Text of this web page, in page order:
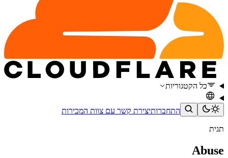
כל הקטגוריות
התחברותיצירת קשר עם צוות המכירות
תגית
Abuse